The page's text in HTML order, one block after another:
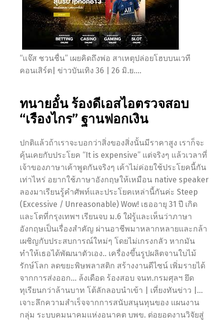
“แจ๊ส ชวนชื่น” เผยคิดถึงพ่อ สาเหตุปล่อยโฮบบนเวที
คอนเสิร์ต| ข่าวบันเทิง 36 | 26 มิ.ย….
ทนายอั๋น ร้องดีเอสไอตรวจสอบ
“เรืองไกร” ฐานฟอกเงิน
ปกติแล้วถ้าเราจะบอกว่าสิ่งของสิ่งนั้นมีราคาสูง เราก็จะ
คุ้นเคยกับประโยค “It is expensive” แต่จริงๆ แล้วเวลาที่
เจ้าของภาษาเค้าพูดกันจริงๆ เค้าไม่ค่อยใช้ประโยคนี้กัน
เท่าไหร่ อยากใช้ภาษาอังกฤษให้เหมือน native speaker
ลองมาเรียนรู้คำศัพท์และประโยคเหล่านี้กันค่ะ Steep
(Excessive / Unreasonable) Wow! เธออายุ 31 ปี เกิด
และโตที่กรุงเทพฯ เรียนจบ ม.6 ใฝ่รู้และเห็นว่าภาษา
อังกฤษเป็นเรื่องสำคัญ ผ่านอาชีพมาหลากหลายและกล้า
เผชิญกับประสบการณ์ใหม่ๆ โดยไม่เกรงกลัว หากมัน
ทำให้เธอได้พัฒนาตัวเอง.. เครื่องขึ้นรูปผลิตจานใบไม้
รักษ์โลก ลดขยะพิษพลาสติก สร้างงานดีไซน์ เพิ่มรายได้
จากการส่งออก… ล้งเดือด ร้องสอบ จนท.กรมศุลฯ ยึด
ทุเรียนกว่าล้านบาท โต้ลักลอบนำเข้า | เที่ยงทันข่าว |…
เจาะลึกความสำเร็จจากการสนับสนุนทุนของ แผนงาน
กลุ่ม ระบบคมนาคมแห่งอนาคต บพข. ต่อยอดงานวิจัยสู่